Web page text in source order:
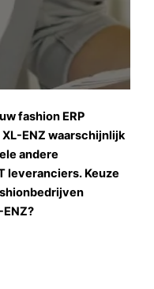
fashion ERP
ENZ waarschijnlijk
andere
leveranciers. Keuze